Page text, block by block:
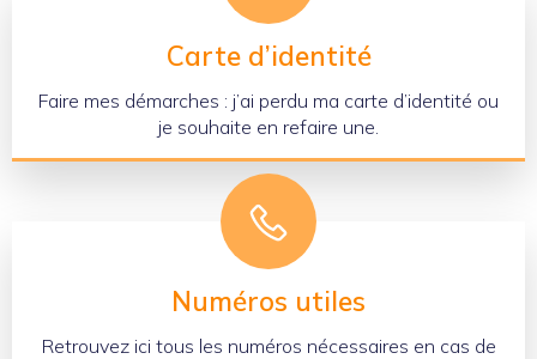
Carte d’identité
Faire mes démarches : j’ai perdu ma carte d’identité ou
je souhaite en refaire une.
Numéros utiles
Retrouvez ici tous les numéros nécessaires en cas de